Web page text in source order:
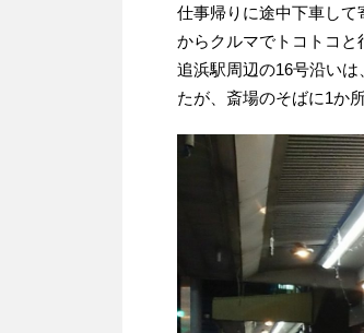
仕事帰りに途中下車し
からクルマでトコトコと
追浜駅周辺の16号沿い
たが、斎場のそばに1か